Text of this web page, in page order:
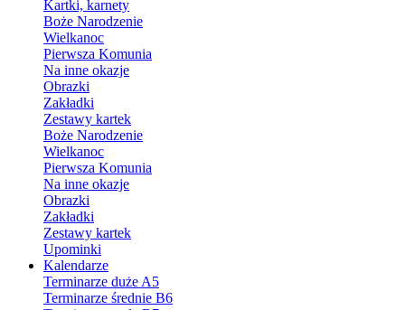
Kartki, karnety
Boże Narodzenie
Wielkanoc
Pierwsza Komunia
Na inne okazje
Obrazki
Zakładki
Zestawy kartek
Boże Narodzenie
Wielkanoc
Pierwsza Komunia
Na inne okazje
Obrazki
Zakładki
Zestawy kartek
Upominki
Kalendarze
Terminarze duże A5
Terminarze średnie B6